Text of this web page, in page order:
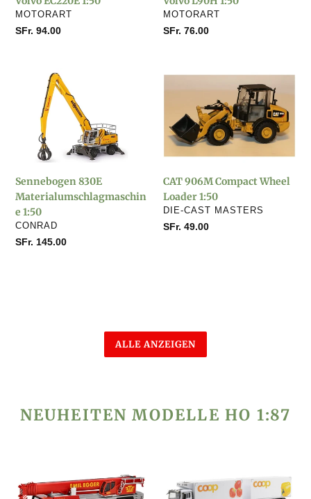
VERKÄUFER
MOTORART
Normaler
SFr. 94.00
VERKÄUFER
MOTORART
Normaler
SFr. 76.00
Sennebogen
Materialumschlagmaschine
Sennebogen 830E
Materialumschlagmaschin
e 1:50
VERKÄUFER
CONRAD
Normaler
SFr. 145.00
CAT
906M
Compact
Wheel
Loader
CAT 906M Compact Wheel
Loader 1:50
VERKÄUFER
DIE-CAST MASTERS
Normaler
SFr. 49.00
ALLE ANZEIGEN
NEUHEITEN MODELLE HO 1:87
LTM
Kühlkoffer-